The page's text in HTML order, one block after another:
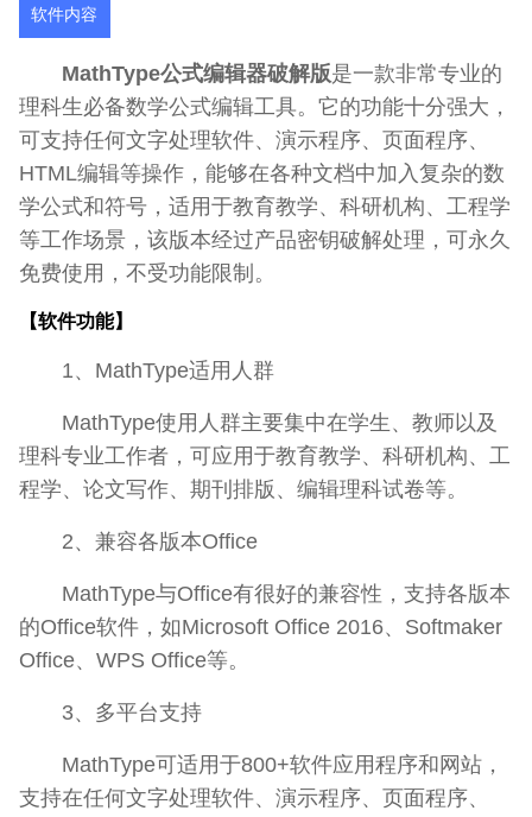
软件内容
MathType公式编辑器破解版是一款非常专业的
理科生必备数学公式编辑工具。它的功能十分强大，
可支持任何文字处理软件、演示程序、页面程序、
HTML编辑等操作，能够在各种文档中加入复杂的数
学公式和符号，适用于教育教学、科研机构、工程学
等工作场景，该版本经过产品密钥破解处理，可永久
免费使用，不受功能限制。
【软件功能】
1、MathType适用人群
MathType使用人群主要集中在学生、教师以及
理科专业工作者，可应用于教育教学、科研机构、工
程学、论文写作、期刊排版、编辑理科试卷等。
2、兼容各版本Office
MathType与Office有很好的兼容性，支持各版本
的Office软件，如Microsoft Office 2016、Softmaker
Office、WPS Office等。
3、多平台支持
MathType可适用于800+软件应用程序和网站，
支持在任何文字处理软件、演示程序、页面程序、